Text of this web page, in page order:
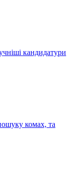
кандидатури
комах, та